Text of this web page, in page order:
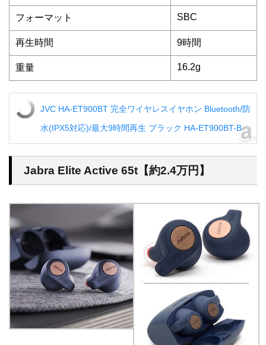
フォーマット SBC
再生時間 9時間
重量 16.2g
JVC HA-ET900BT 完全ワイヤレスイヤホン Bluetooth/防
水(IPX5対応)/最大9時間再生 ブラック HA-ET900BT-B
Jabra Elite Active 65t【約2.4万円】